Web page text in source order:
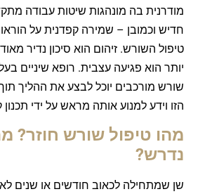
מודרנית בה מונהגות שיטות עבודה
חדיש וכמובן – שמירה קפדנית על
טיפול השורש. זיהום הוא סיכון נדיר
יותר הוא פגיעה עצבית. רופא שיניים בעל
שורש מורכבים יוכל לבצע את ההליך
הזו וידע למנוע אותה מראש על ידי
מהו טיפול שורש חוזר?
נדרש?
שן שמתחילה לכאוב חודשים או שנים